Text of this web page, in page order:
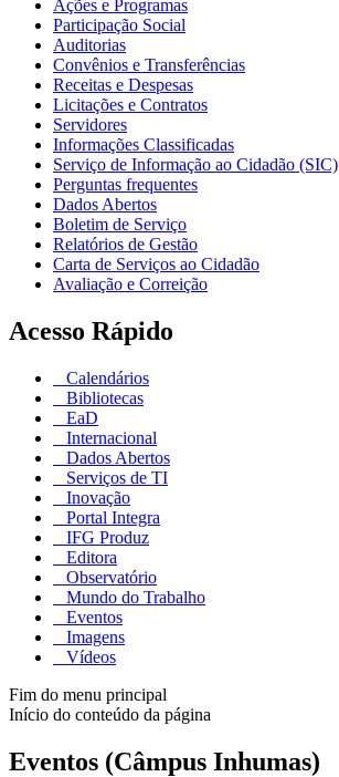
Ações e Programas
Participação Social
Auditorias
Convênios e Transferências
Receitas e Despesas
Licitações e Contratos
Servidores
Informações Classificadas
Serviço de Informação ao Cidadão (SIC)
Perguntas frequentes
Dados Abertos
Boletim de Serviço
Relatórios de Gestão
Carta de Serviços ao Cidadão
Avaliação e Correição
Acesso Rápido
Calendários
Bibliotecas
EaD
Internacional
Dados Abertos
Serviços de TI
Inovação
Portal Integra
IFG Produz
Editora
Observatório
Mundo do Trabalho
Eventos
Imagens
Vídeos
Fim do menu principal
Início do conteúdo da página
Eventos (Câmpus Inhumas)